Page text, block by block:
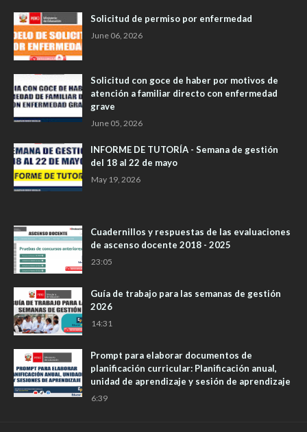
Solicitud de permiso por enfermedad
June 06, 2026
Solicitud con goce de haber por motivos de
atención a familiar directo con enfermedad
grave
June 05, 2026
INFORME DE TUTORÍA - Semana de gestión
del 18 al 22 de mayo
May 19, 2026
Cuadernillos y respuestas de las evaluaciones
de ascenso docente 2018 - 2025
23:05
Guía de trabajo para las semanas de gestión
2026
14:31
Prompt para elaborar documentos de
planificación curricular: Planificación anual,
unidad de aprendizaje y sesión de aprendizaje
6:39